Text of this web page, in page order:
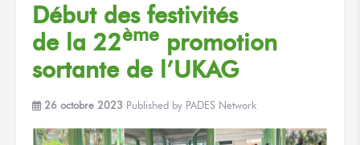
Début des festivités
de la 22ème promotion
sortante de l’UKAG
26 octobre 2023 Published by PADES Network